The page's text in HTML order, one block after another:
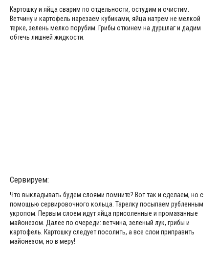
Картошку и яйца сварим по отдельности, остудим и очистим.
Ветчину и картофель нарезаем кубиками, яйца натрем не мелкой
терке, зелень мелко порубим. Грибы откинем на дуршлаг и дадим
обтечь лишней жидкости.
Сервируем:
Что выкладывать будем слоями помните? Вот так и сделаем, но с
помощью сервировочного кольца. Тарелку посыпаем рубленным
укропом. Первым слоем идут яйца присоленные и промазанные
майонезом. Далее по очереди: ветчина, зеленый лук, грибы и
картофель. Картошку следует посолить, а все слои приправить
майонезом, но в меру!